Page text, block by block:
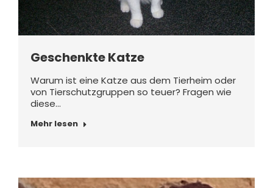
Geschenkte Katze
Warum ist eine Katze aus dem Tierheim oder
von Tierschutzgruppen so teuer? Fragen wie
diese…
Mehr lesen